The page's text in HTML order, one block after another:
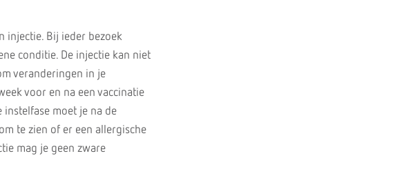
injectie. Bij ieder bezoek
conditie. De injectie kan niet
veranderingen in je
voor en na een vaccinatie
moet je na de
te zien of er een allergische
mag je geen zware